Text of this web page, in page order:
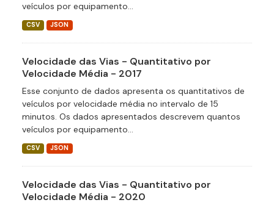
veículos por equipamento...
CSV JSON
Velocidade das Vias - Quantitativo por
Velocidade Média - 2017
Esse conjunto de dados apresenta os quantitativos de
veículos por velocidade média no intervalo de 15
minutos. Os dados apresentados descrevem quantos
veículos por equipamento...
CSV JSON
Velocidade das Vias - Quantitativo por
Velocidade Média - 2020